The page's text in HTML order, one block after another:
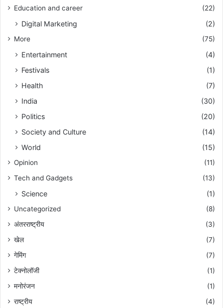
Education and career
(22)
Digital Marketing (2)
More (75)
Entertainment
(4)
Festivals
(1)
Health
(7)
India
(30)
Politics
(20)
Society and Culture
(14)
World
(15)
Opinion
(11)
Tech and Gadgets
(13)
Science (1)
Uncategorized
(8)
अंतरराष्ट्रीय
(3)
खेल
(7)
गेमिंग
(7)
टेक्नोलॉजी
(1)
मनोरंजन
(1)
राष्ट्रीय
(4)